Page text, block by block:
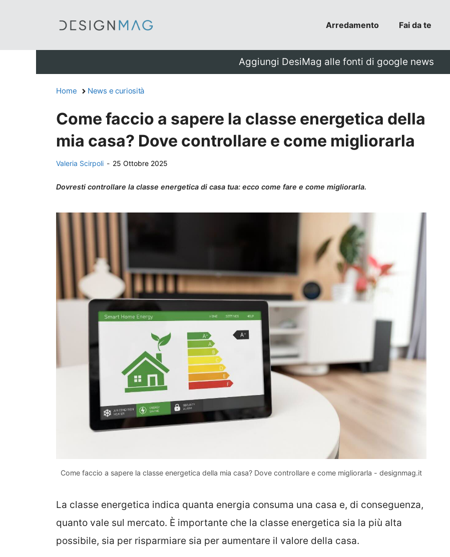
Arredamento Fai da te
Aggiungi DesiMag alle fonti di google news
Home News e curiosità
Come faccio a sapere la classe energetica della
mia casa? Dove controllare e come migliorarla
Valeria Scirpoli - 25 Ottobre 2025
Dovresti controllare la classe energetica di casa tua: ecco come fare e come migliorarla.
Come faccio a sapere la classe energetica della mia casa? Dove controllare e come migliorarla - designmag.it
La classe energetica indica quanta energia consuma una casa e, di conseguenza,
quanto vale sul mercato. È importante che la classe energetica sia la più alta
possibile, sia per risparmiare sia per aumentare il valore della casa.